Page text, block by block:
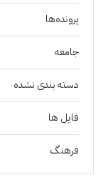
پرونده‌ها
جامعه
دسته بندی نشده
فايل ها
فرهنگ